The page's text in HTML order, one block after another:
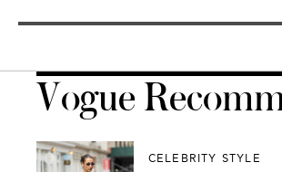
Vogue
CELEBRITY STYLE